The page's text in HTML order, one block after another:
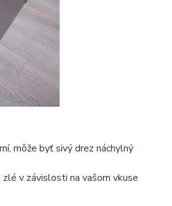
môže byť sivý drez náchylný
v závislosti na vašom vkuse